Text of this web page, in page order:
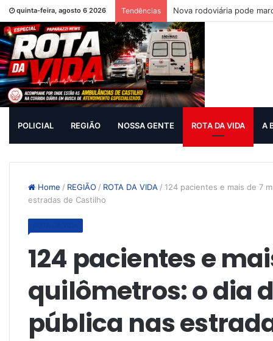
quinta-feira, agosto 6 2026 Tendências Nova rodoviária pode
POLICIAL REGIÃO NOSSA GENTE ROTA DA VIDA A
Home / REGIÃO / ROTA DA VIDA / 124 pacientes e mais de 7
estradas de Castilho
124 pacientes e
quilômetros: o dia
pública nas